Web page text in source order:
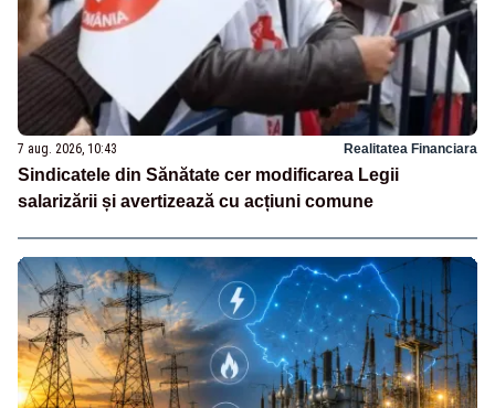
7 aug. 2026, 10:43 Realitatea Financiara
Sindicatele din Sănătate cer modificarea Legii
salarizării și avertizează cu acțiuni comune